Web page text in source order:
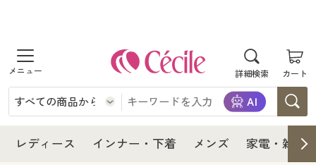
詳細検索 カート
商品を探す
レディース
インナー・下着
レディース インナー・下着 メンズ 家電・雑貨
レディース
レディース通販すべて
レディースファッション
インナー・下着
インナー・下着通販すべて
メンズ